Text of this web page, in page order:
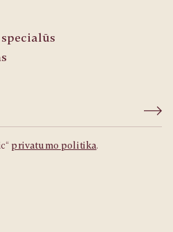
privatumo politika.